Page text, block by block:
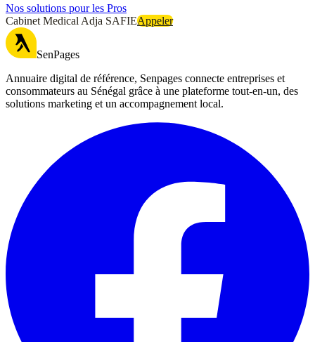
Nos solutions pour les Pros
Cabinet Medical Adja SAFIEAppeler
SenPages
Annuaire digital de référence, Senpages connecte entreprises et
consommateurs au Sénégal grâce à une plateforme tout-en-un, des
solutions marketing et un accompagnement local.